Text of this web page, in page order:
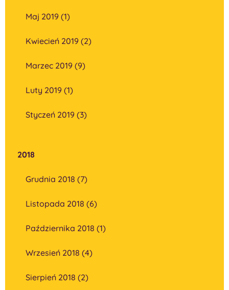
Maj 2019 (1)
Kwiecień 2019 (2)
Marzec 2019 (9)
Luty 2019 (1)
Styczeń 2019 (3)
2018
Grudnia 2018 (7)
Listopada 2018 (6)
Października 2018 (1)
Wrzesień 2018 (4)
Sierpień 2018 (2)